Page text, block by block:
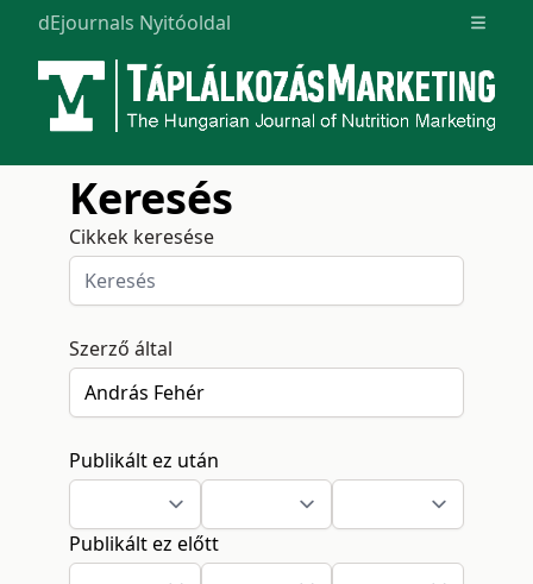
dEjournals Nyitóoldal Open
Keresés
Cikkek keresése
Szerző által
Publikált ez után
Publikált ez előtt